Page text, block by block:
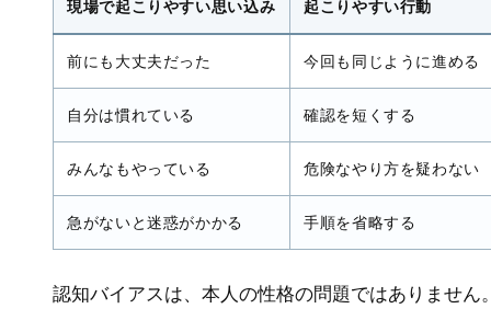
現場で起こりやすい思い込み 起こりやすい行動
前にも大丈夫だった 今回も同じように進める
自分は慣れている 確認を短くする
みんなもやっている 危険なやり方を疑わない
急がないと迷惑がかかる 手順を省略する
認知バイアスは、本人の性格の問題ではありません